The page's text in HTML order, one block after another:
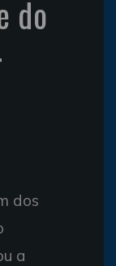
do
dos
a